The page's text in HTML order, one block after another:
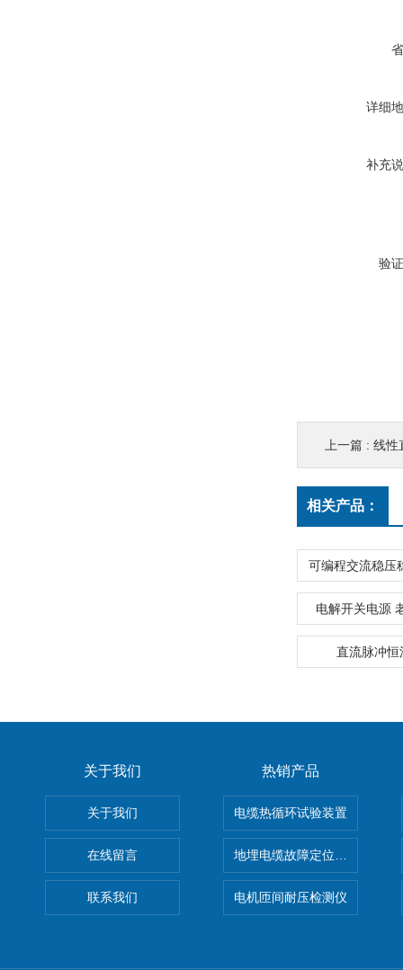
详细
补充
验
上一篇 : 线性
相关产品：
电解开关电源
直流脉冲恒
关于我们
关于我们
在线留言
联系我们
热销产品
电缆热循环试验装置
地埋电缆故障定位仪 地下电
电机匝间耐压检测仪